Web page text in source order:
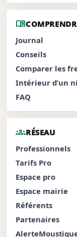
menu_book
Journal
Conseils
Comparer les
Intérieur d’un
FAQ
groupsRÉSEAU
Professionnels
Tarifs Pro
Espace pro
Espace mairie
Référents
Partenaires